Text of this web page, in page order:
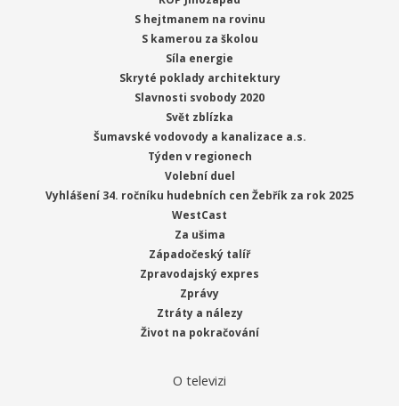
S hejtmanem na rovinu
S kamerou za školou
Síla energie
Skryté poklady architektury
Slavnosti svobody 2020
Svět zblízka
Šumavské vodovody a kanalizace a.s.
Týden v regionech
Volební duel
Vyhlášení 34. ročníku hudebních cen Žebřík za rok 2025
WestCast
Za ušima
Západočeský talíř
Zpravodajský expres
Zprávy
Ztráty a nálezy
Život na pokračování
O televizi